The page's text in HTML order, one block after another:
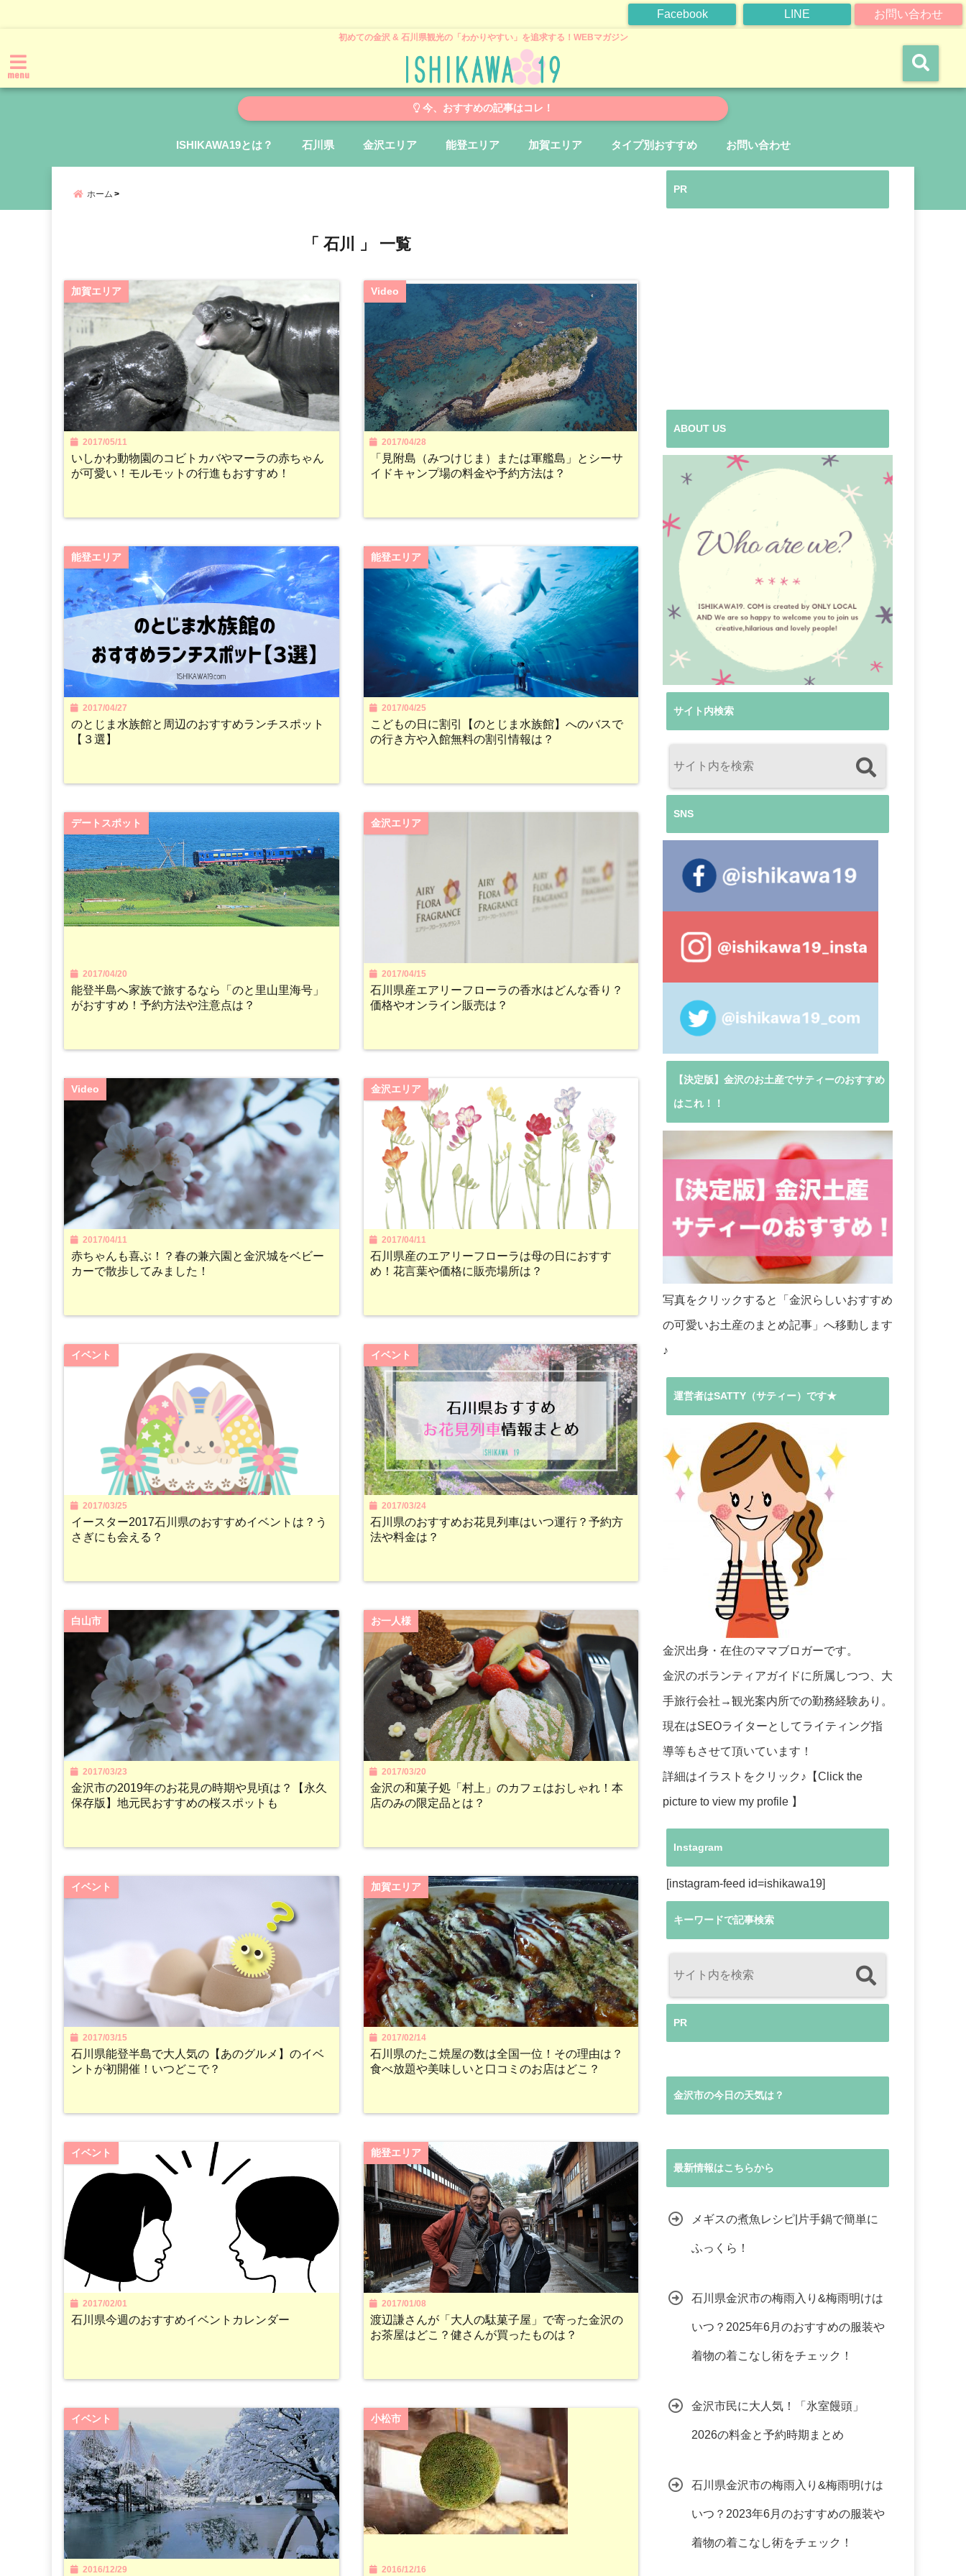
お問い合わせ
LINE
Facebook
初めての金沢 & 石川県観光の「わかりやすい」を追求する！WEBマガジン
menu
今、おすすめの記事はコレ！
ISHIKAWA19とは？ 石川県 金沢エリア 能登エリア 加賀エリア タイプ別おすすめ お問い合わせ
ホーム
「 石川 」 一覧
加賀エリア
2017/05/11
いしかわ動物園のコビトカバやマーラの赤ちゃん
が可愛い！モルモットの行進もおすすめ！
Video
2017/04/28
「見附島（みつけじま）または軍艦島」とシーサ
イドキャンプ場の料金や予約方法は？
能登エリア
2017/04/27
のとじま水族館と周辺のおすすめランチスポット
【３選】
能登エリア
2017/04/25
こどもの日に割引【のとじま水族館】へのバスで
の行き方や入館無料の割引情報は？
デートスポット
2017/04/20
能登半島へ家族で旅するなら「のと里山里海号」
がおすすめ！予約方法や注意点は？
金沢エリア
2017/04/15
石川県産エアリーフローラの香水はどんな香り？
価格やオンライン販売は？
Video
2017/04/11
赤ちゃんも喜ぶ！？春の兼六園と金沢城をベビー
カーで散歩してみました！
金沢エリア
2017/04/11
石川県産のエアリーフローラは母の日におすす
め！花言葉や価格に販売場所は？
イベント
2017/03/25
イースター2017石川県のおすすめイベントは？う
さぎにも会える？
イベント
2017/03/24
石川県のおすすめお花見列車はいつ運行？予約方
法や料金は？
白山市
2017/03/23
金沢市の2019年のお花見の時期や見頃は？【永久
保存版】地元民おすすめの桜スポットも
お一人様
2017/03/20
金沢の和菓子処「村上」のカフェはおしゃれ！本
店のみの限定品とは？
イベント
2017/03/15
石川県能登半島で大人気の【あのグルメ】のイベ
ントが初開催！いつどこで？
加賀エリア
2017/02/14
石川県のたこ焼屋の数は全国一位！その理由は？
食べ放題や美味しいと口コミのお店はどこ？
イベント
2017/02/01
石川県今週のおすすめイベントカレンダー
能登エリア
2017/01/08
渡辺謙さんが「大人の駄菓子屋」で寄った金沢の
お茶屋はどこ？健さんが買ったものは？
イベント
2016/12/29
小松市
2016/12/16
PR
ABOUT US
サイト内検索
SNS
【決定版】金沢のお土産でサティーのおすすめ
はこれ！！
写真をクリックすると「金沢らしいおすすめ
の可愛いお土産のまとめ記事」へ移動します
♪
運営者はSATTY（サティー）です★
金沢出身・在住のママブロガーです。
金沢のボランティアガイドに所属しつつ、大
手旅行会社→観光案内所での勤務経験あり。
現在はSEOライターとしてライティング指
導等もさせて頂いています！
詳細はイラストをクリック♪【Click the
picture to view my profile 】
Instagram
[instagram-feed id=ishikawa19]
キーワードで記事検索
PR
金沢市の今日の天気は？
最新情報はこちらから
メギスの煮魚レシピ|片手鍋で簡単に
ふっくら！
石川県金沢市の梅雨入り&梅雨明けは
いつ？2025年6月のおすすめの服装や
着物の着こなし術をチェック！
金沢市民に大人気！「氷室饅頭」
2026の料金と予約時期まとめ
石川県金沢市の梅雨入り&梅雨明けは
いつ？2023年6月のおすすめの服装や
着物の着こなし術をチェック！